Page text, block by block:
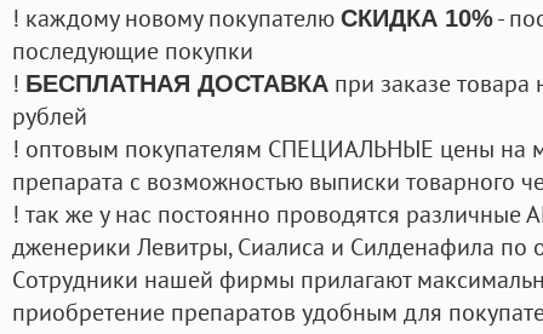
! каждому новому покупателю СКИДКА 10%-
последующие покупки
! БЕСПЛАТНАЯ ДОСТАВКА при заказе
рублей
! оптовым покупателям СПЕЦИАЛЬНЫЕ цены на
препарата с возможностью выписки товарного
! так же у нас постоянно проводятся
дженерики Левитры, Сиалиса и Силденафила по
Cотрудники нашей фирмы прилагают
приобретение препаратов удобным для